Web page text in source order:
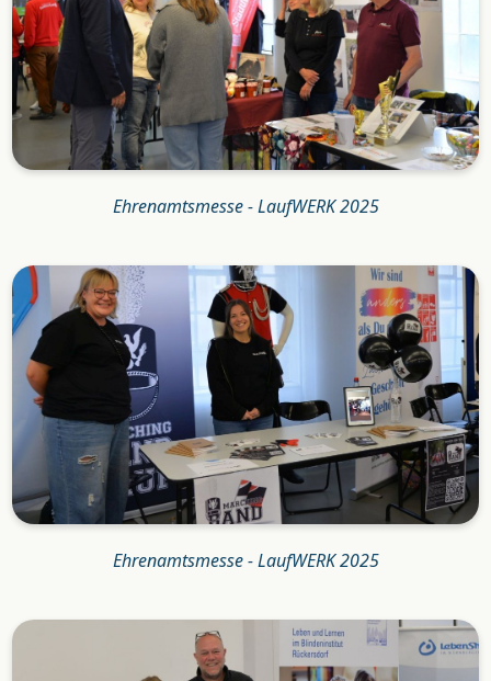
Ehrenamtsmesse - LaufWERK 2025
Ehrenamtsmesse - LaufWERK 2025